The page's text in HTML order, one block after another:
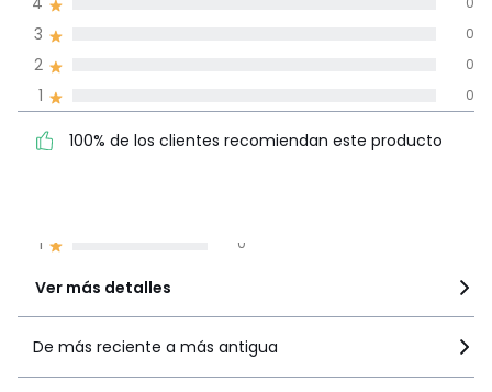
1 0
4 0
100% de los clientes
recomiendan este producto
Ver más detalles
1 0
2 0
3 0
100% de los clientes recomiendan este producto
De más reciente a más antigua